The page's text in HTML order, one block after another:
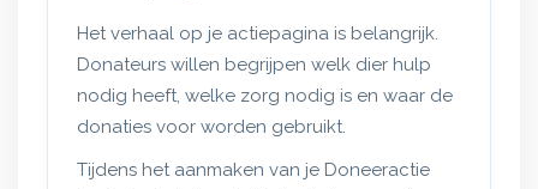
Het verhaal op je actiepagina is belangrijk.
Donateurs willen begrijpen welk dier hulp
nodig heeft, welke zorg nodig is en waar de
donaties voor worden gebruikt.
Tijdens het aanmaken van je Doneeractie